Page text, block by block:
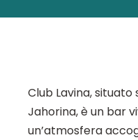
Club Lavina, situato
Jahorina, è un bar
un’atmosfera